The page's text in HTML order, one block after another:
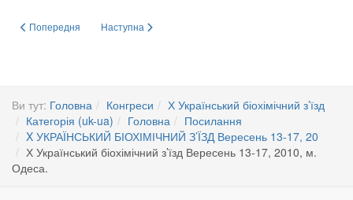
Попередня стаття: X Ukrainian biochemical congress, September 13-17,
Попередня Наступна стаття: Х Український біохімічний з’їзд
Наступна
Ви тут: Головна Конгреси
Х Український біохімічний з’їзд
Категорія (uk-ua)
Головна
Посилання
X УКРАЇНСЬКИЙ БІОХІМІЧНИЙ З’ЇЗД Вересень 13-17, 20
Х Український біохімічний з’їзд Вересень 13-17, 2010, м.
Одеса.